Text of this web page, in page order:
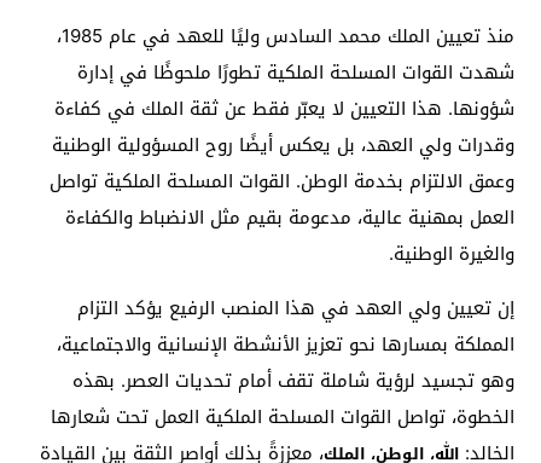
منذ تعيين الملك محمد السادس وليًا للعهد في عام 1985،
شهدت القوات المسلحة الملكية تطورًا ملحوظًا في إدارة
شؤونها. هذا التعيين لا يعبّر فقط عن ثقة الملك في كفاءة
وقدرات ولي العهد، بل يعكس أيضًا روح المسؤولية الوطنية
وعمق الالتزام بخدمة الوطن. القوات المسلحة الملكية تواصل
العمل بمهنية عالية، مدعومة بقيم مثل الانضباط والكفاءة
والغيرة الوطنية.
إن تعيين ولي العهد في هذا المنصب الرفيع يؤكد التزام
المملكة بمسارها نحو تعزيز الأنشطة الإنسانية والاجتماعية،
وهو تجسيد لرؤية شاملة تقف أمام تحديات العصر. بهذه
الخطوة، تواصل القوات المسلحة الملكية العمل تحت شعارها
الخالد:الله، الوطن، الملك، معززةً بذلك أواصر الثقة بين القيادة